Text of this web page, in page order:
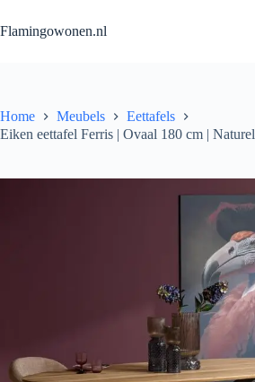
Flamingowonen.nl
Home Meubels
Eettafels
Eiken eettafel Ferris | Ovaal 180 cm | Naturel